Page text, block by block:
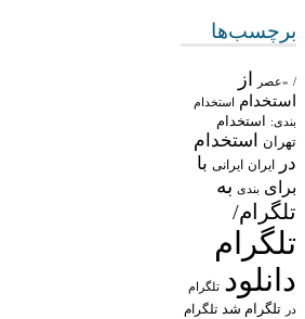
برچسب‌ها
/ «عصر از
استخدام استخدام
بندی: استخدام
تهران
استخدام
در
ایران ایرانی با
برای بندی به
تلگرام/
تلگرام
دانلود تلگرام
در تلگرام شد تلگرام